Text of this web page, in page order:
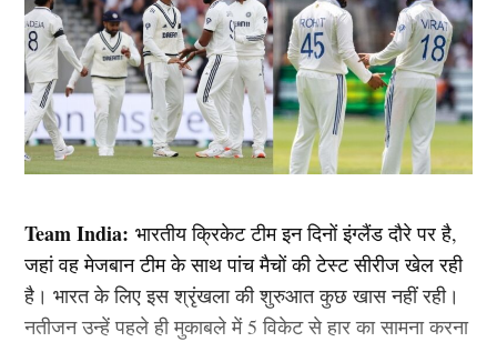
Team India:भारतीय क्रिकेट टीम इन दिनों इंग्लैंड दौरे पर है,
जहां वह मेजबान टीम के साथ पांच मैचों की टेस्ट सीरीज खेल रही
है। भारत के लिए इस श्रृंखला की शुरुआत कुछ खास नहीं रही।
नतीजन उन्हें पहले ही मुकाबले में 5 विकेट से हार का सामना करना